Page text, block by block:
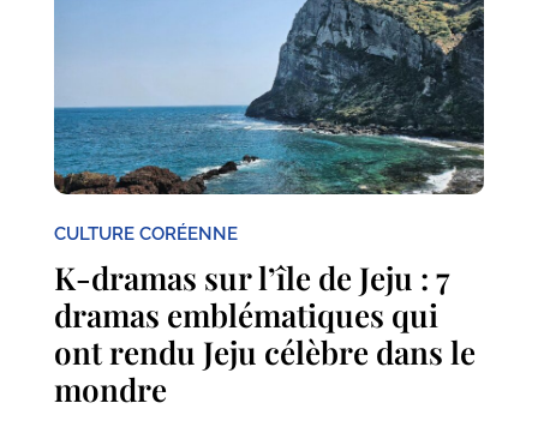
CULTURE CORÉENNE
K-dramas sur l’île de Jeju : 7
dramas emblématiques qui
ont rendu Jeju célèbre dans le
mondre